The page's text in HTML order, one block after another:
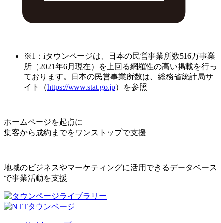
※1：iタウンページは、日本の民営事業所数516万事業
所（2021年6月現在）を上回る網羅性の高い掲載を行っ
ております。日本の民営事業所数は、総務省統計局サ
イト（https://www.stat.go.jp）を参照
ホームページを起点に
集客から成約までをワンストップで支援
地域のビジネスやマーケティングに活用できるデータベース
で事業活動を支援